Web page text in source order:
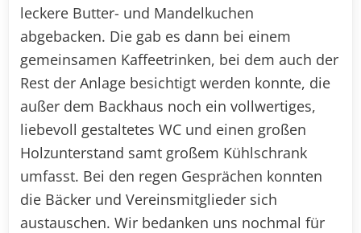
leckere Butter- und Mandelkuchen
abgebacken. Die gab es dann bei einem
gemeinsamen Kaffeetrinken, bei dem auch der
Rest der Anlage besichtigt werden konnte, die
außer dem Backhaus noch ein vollwertiges,
liebevoll gestaltetes WC und einen großen
Holzunterstand samt großem Kühlschrank
umfasst. Bei den regen Gesprächen konnten
die Bäcker und Vereinsmitglieder sich
austauschen. Wir bedanken uns nochmal für